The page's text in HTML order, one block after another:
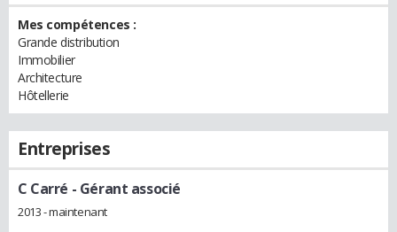
Mes compétences :
Grande distribution
Immobilier
Architecture
Hôtellerie
Entreprises
C Carré - Gérant associé
2013 - maintenant